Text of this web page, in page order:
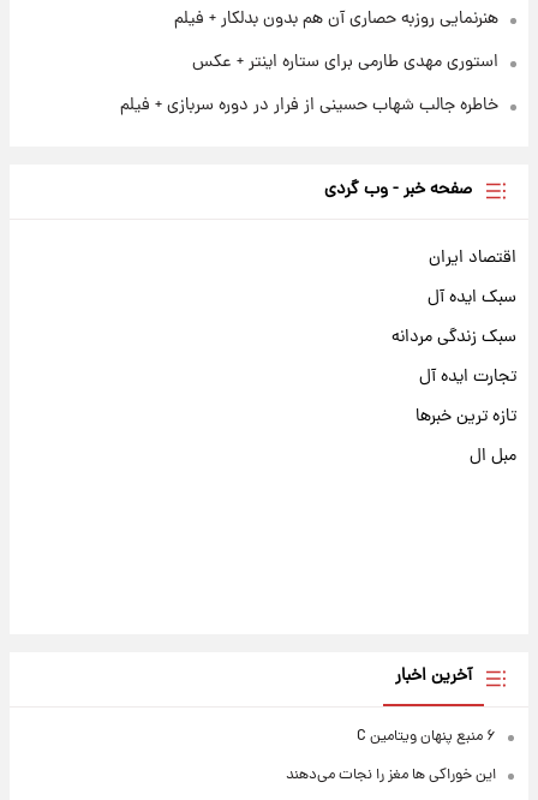
هنرنمایی روزبه حصاری آن هم بدون بدلکار + فیلم
استوری مهدی طارمی برای ستاره اینتر + عکس
خاطره جالب شهاب حسینی از فرار در دوره سربازی + فیلم
صفحه خبر - وب گردی
اقتصاد ایران
سبک ایده آل
سبک زندگی مردانه
تجارت ایده آل
تازه ترین خبرها
مبل ال
آخرین اخبار
۶ منبع پنهان ویتامین C
این خوراکی ها مغز را نجات می‌دهند